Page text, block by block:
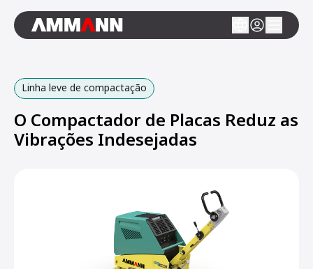
Linha leve de compactação
O Compactador de Placas Reduz as
Vibrações Indesejadas